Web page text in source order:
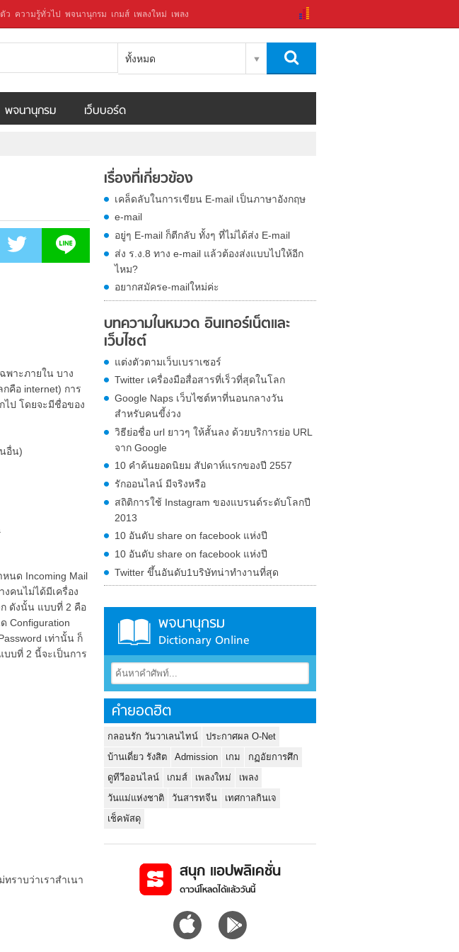
ว ความรู้ทั่วไป พจนานุกรม เกมส์ เพลงใหม่ เพลง
ทั้งหมด
พจนานุกรม เว็บบอร์ด
พาะภายใน บาง
คือ internet) การ
ไป โดยจะมีชื่อของ
อื่น)
นด Incoming Mail
งคนไม่ได้มีเครื่อง
ก ดังนั้น แบบที่ 2 คือ
Configuration
เท่านั้น ก็
บบที่ 2 นี้จะเป็นการ
าบว่าเราสำเนา
เรื่องที่เกี่ยวข้อง
เคล็ดลับในการเขียน E-mail เป็นภาษาอังกฤษ
e-mail
อยู่ๆ E-mail ก็ตีกลับ ทั้งๆ ที่ไม่ได้ส่ง E-mail
ส่ง ร.ง.8 ทาง e-mail แล้วต้องส่งแบบไปให้อีก
ไหม?
อยากสมัครe-mailใหม่ค่ะ
บทความในหมวด อินเทอร์เน็ตและ
เว็บไซต์
แต่งตัวตามเว็บเบราเซอร์
Twitter เครื่องมือสื่อสารที่เร็วที่สุดในโลก
Google Naps เว็บไซต์หาที่นอนกลางวัน
สำหรับคนขี้ง่วง
วิธีย่อชื่อ url ยาวๆ ให้สั้นลง ด้วยบริการย่อ URL
จาก Google
10 คำค้นยอดนิยม สัปดาห์แรกของปี 2557
รักออนไลน์ มีจริงหรือ
สถิติการใช้ Instagram ของแบรนด์ระดับโลกปี
2013
10 อันดับ share on facebook แห่งปี
10 อันดับ share on facebook แห่งปี
Twitter ขึ้นอันดับ1บริษัทน่าทำงานที่สุด
พจนานุกรม
Dictionary Online
คำยอดฮิต
กลอนรัก วันวาเลนไทน์
ประกาศผล O-Net
บ้านเดี่ยว รังสิต
Admission เกม
กฏอัยการศึก
ดูทีวีออนไลน์
เกมส์ เพลงใหม่
เพลง
วันแม่แห่งชาติ
วันสารทจีน
เทศกาลกินเจ
เช็คพัสดุ
สนุก แอปพลิเคชั่น
ดาวน์โหลดได้แล้ววันนี้